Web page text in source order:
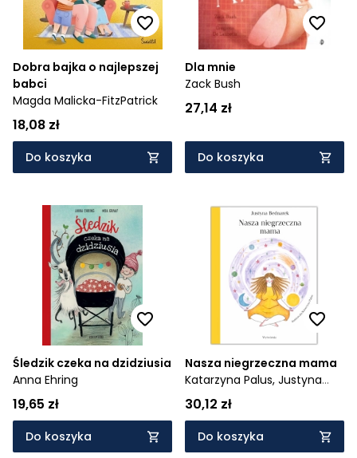
Dobra bajka o najlepszej
babci
Magda Malicka-FitzPatrick
18,08 zł
Do koszyka
Dla mnie
Zack Bush
27,14 zł
Do koszyka
Śledzik czeka na dzidziusia
Anna Ehring
19,65 zł
Do koszyka
Nasza niegrzeczna mama
Katarzyna Palus, Justyna
Bednarek
30,12 zł
Do koszyka